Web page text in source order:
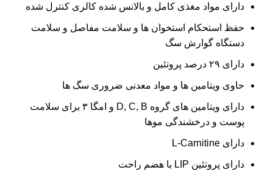
دارای مواد مغذی کامل و بالانس شده کالری کنترل شده
حفظ استحکام استخوان ها و سلامت مفاصل و سلامت
دستگاه گوارش سگ
دارای ۲۹ درصد پروتئین
حاوی ویتامین ها و مواد معدنی ضروری سگ ها
دارای ویتامین های گروه D, C, B و امگا ۳ برای سلامت
پوست و درخشندگی موها
دارای L-Carnitine
دارای پروتئین LIP با هضم راحت